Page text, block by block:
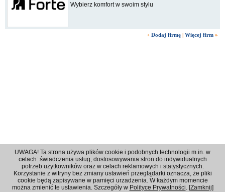
Wybierz komfort w swoim stylu
+ Dodaj firmę Więcej firm »
Regulamin|Polityka prywatności|Reklama|Kontakt
© 2001 - 2026 OPI Ostrowski Portal Internetowy - Wszystkie prawa zastrzeżone
UWAGA! Ta strona używa plików cookie i podobnych technologii m.in. w
celach: świadczenia usług, dostosowywania stron do indywidualnych
potrzeb użytkowników oraz w celach reklamowych i statystycznych.
Korzystanie z witryny bez zmiany ustawień przeglądarki oznacza, że pliki
cookie będą zapisywane w pamięci urzadzenia. W każdym momencie
można zmienić te ustawienia. Szczegóły w Polityce Prywatności. [Zamknij]